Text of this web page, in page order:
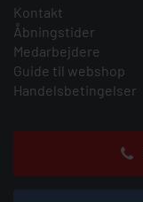
Kontakt
Åbningstider
Medarbejdere
Guide til webshop
Handelsbetingelser